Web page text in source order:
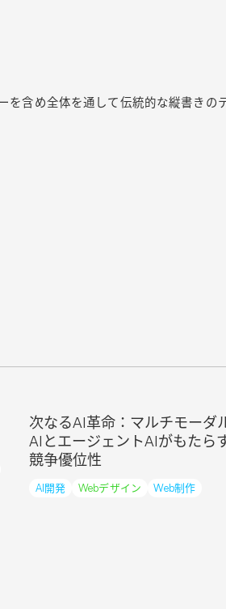
を含め全体を通して伝統的な縦書きの
次なるAI革命：マルチモーダ
AIとエージェントAIがもたら
競争優位性
AI開発 Webデザイン Web制作